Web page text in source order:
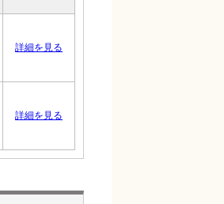
詳細を見る
詳細を見る